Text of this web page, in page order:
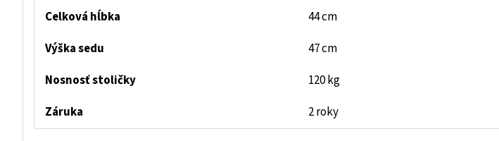
Celková hĺbka
44 cm
Výška sedu
47 cm
Nosnosť stoličky
120 kg
Záruka
2 roky